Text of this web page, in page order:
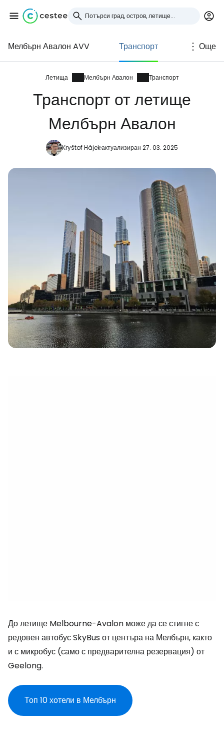
Мелбърн Авалон AVV Транспорт Още
Летища Мелбърн Авалон Транспорт
Транспорт от летище
Мелбърн Авалон
Kryštof Hájekактуализиран 27. 03. 2025
До летище Melbourne-Avalon може да се стигне с
редовен автобус SkyBus от центъра на Мелбърн, както
и с микробус (само с предварителна резервация) от
Geelong.
Топ 10 хотели в Мелбърн
Влезте в Cestee
... световната общност на туристите
Продължете с Google
Продължете с Facebook
Продължете с имейл